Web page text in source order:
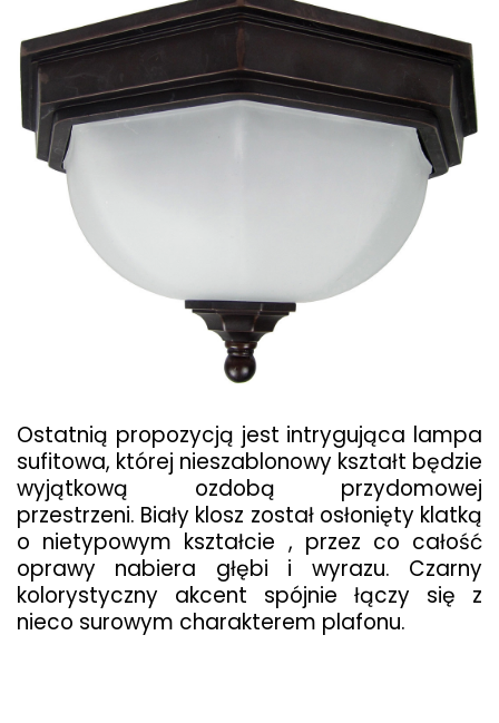
Ostatnią propozycją jest intrygująca lampa
sufitowa, której nieszablonowy kształt będzie
wyjątkową ozdobą przydomowej
przestrzeni. Biały klosz został osłonięty klatką
o nietypowym kształcie , przez co całość
oprawy nabiera głębi i wyrazu. Czarny
kolorystyczny akcent spójnie łączy się z
nieco surowym charakterem plafonu.